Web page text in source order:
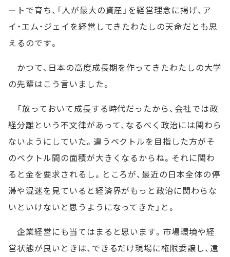
ートで育ち、「人が最大の資産」を経営理念に掲げ、ア
イ・エム・ジェイを経営してきたわたしの天命だとも思
えるのです。
かつて、日本の高度成長期を作ってきたわたしの大学
の先輩はこう言いました。
「放っておいて成長する時代だったから、会社では政
経分離という不文律があって、なるべく政治には関わら
ないようにしていた。違うベクトルを目指した方がそ
のベクトル間の面積が大きくなるからね。それに関わ
ると金を要求されるし。ところが、最近の日本全体の停
滞や混迷を見ていると経済界がもっと政治に関わらな
いといけないと思うようになってきた」と。
企業経営にも当てはまると思います。市場環境や経
営状態が良いときは、できるだけ現場に権限委譲し、遠